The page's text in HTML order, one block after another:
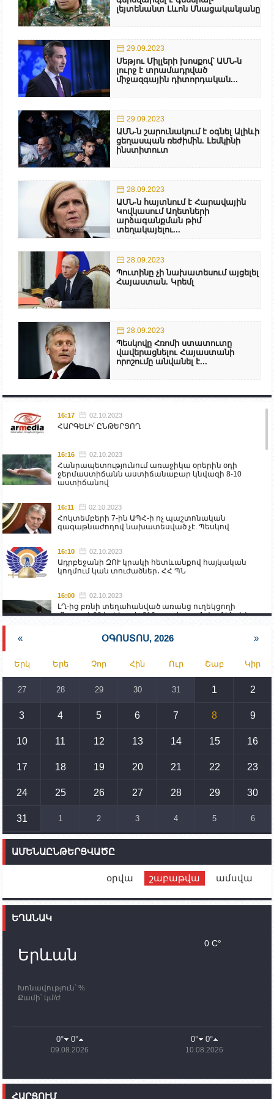
լեյտենանտ Լևոն Մնացականյանը
29.09.2023
Մեթյու Միլլերի խոսքով՝ ԱՄՆ-ն
լուրջ է տրամադրված
միջազգային դիտորդական...
29.09.2023
ԱՄՆ-ն շարունակում է օգնել Ալիևի
ցեղասպան ռեժիմին. Լեմկինի
ինստիտուտ
28.09.2023
ԱՄՆ-ն հայտնում է Հարավային
Կովկասում Աղետների
արձագանքման թիմ
տեղակայելու...
28.09.2023
Պուտինը չի նախատեսում այցելել
Հայաստան. Կրեմլ
28.09.2023
Պեսկովը Հռոմի ստատուտը
վավերացնելու Հայաստանի
որոշումը անվանել է...
16:17 02.10.2023
ՀԱՐԳԵԼԻ՛ ԸՆԹԵՐՑՈՂ
16:16 02.10.2023
Հանրապետությունում առաջիկա օրերին օդի
ջերմաստիճանն աստիճանաբար կնվազի 8-10
աստիճանով
16:11 02.10.2023
Հոկտեմբերի 7-ին ԱՊՀ-ի ոչ պաշտոնական
գագաթնաժողով նախատեսված չէ. Պեսկով
16:10 02.10.2023
Ադրբեջանի ԶՈՒ կրակի հետևանքով հայկական
կողմում կան տուժածներ․ ՀՀ ՊՆ
16:00 02.10.2023
ԼՂ-ից բռնի տեղահանված առանց ուղեկցողի
մնացած 20 երեխա և 216 տարեց գտնվում են ՀՀ
նախարարության հոգածության ներքո
Իրանը կողմ է տարածաշրջանի համար շահավետ
տրանսպորտային հաղորդակցությունների
զարգացմանը, սակայն ոչ՝ միջազգային
սահմանների փոփոխությանը
15:10 02.10.2023
սպառնալիքները կասեցնելու համար. իսպանացի
պատգամավորը Գորիսում է
14:54 02.10.2023
տեղակայված հայկական դիրքերի անձնակազմի
ունեն. կիպրոսցի խորհրդարանականը՝ Ալեն
Ֆրանսիայի ԱԳ նախարարը կայցելի Հայաստան
պատասխանատուներ կմնան ԼՂ-ում՝ մինչև
որոնողափրկարարական աշխատանքների
11:03
ՄԱԿ-ի առաքելությունը շատ, շատ, շատ օգտակար
Ադրբեջանի փոխվարչապետն այսօր կմեկնի
Ստեփանակերտ
10:07 02.10.2023
« ՕԳՈՍՏՈՍ, 2026 »
Երկ Երե Չոր Հին Ուր Շաբ Կիր
27 28 29 30 31 1 2
3 4 5 6 7 8 9
10 11 12 13 14 15 16
17 18 19 20 21 22 23
24 25 26 27 28 29 30
31 1 2 3 4 5 6
ԱՄԵՆԱԸՆԹԵՐՑՎԱԾԸ
օրվա շաբաթվա ամսվա
ԵՂԱՆԱԿ
Երևան
Խոնավություն՝ %
Քամի՝ կմ/ժ
0 C°
0° 0°
09.08.2026
0° 0°
10.08.2026
ՀԱՐՑՈՒՄ